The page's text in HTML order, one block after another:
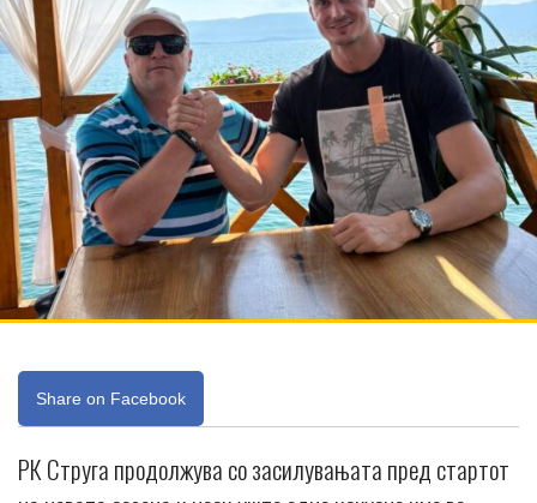
Share on Facebook
РК Струга продолжува со засилувањата пред стартот